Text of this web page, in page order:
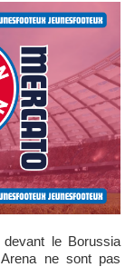
ne sont pas